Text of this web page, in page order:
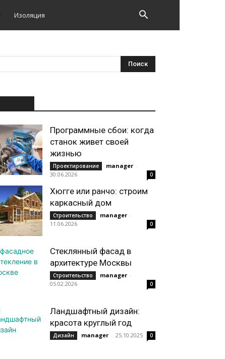
Изоляция
Программные сбои: когда
станок живет своей
жизнью
Проектирование manager -
30.06.2026
0
Хюгге или ранчо: строим
каркасный дом
Строительство manager -
11.06.2026
0
Стеклянный фасад в
архитектуре Москвы
Строительство manager -
05.02.2026
0
Ландшафтный дизайн:
красота круглый год
Дизайн manager - 25.10.2025 0